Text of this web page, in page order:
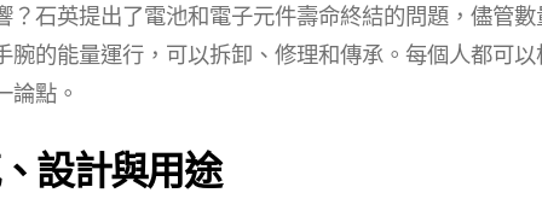
？石英提出了電池和電子元件壽命終結的問題，儘管
腕的能量運行，可以拆卸、修理和傳承。每個人都可
論點。
設計與用途